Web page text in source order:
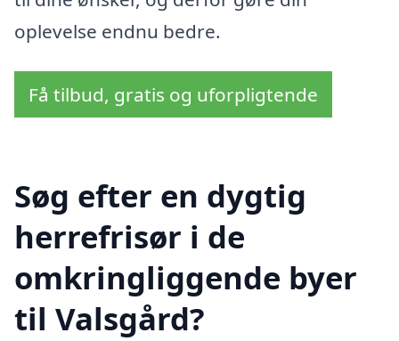
oplevelse endnu bedre.
Få tilbud, gratis og uforpligtende
Søg efter en dygtig
herrefrisør i de
omkringliggende byer
til Valsgård?